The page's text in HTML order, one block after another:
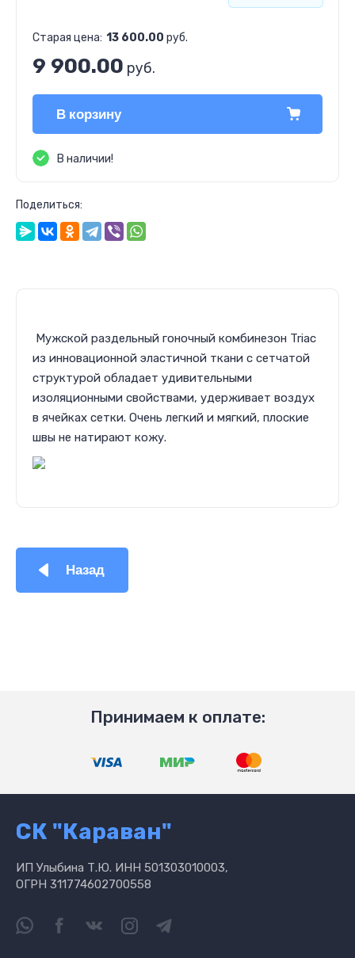
Футболки и майки
Старая цена: 13 600.00 руб.
9 900.00 руб.
В корзину
В наличии!
Поделиться:
Мужской раздельный гоночный комбинезон Triac
из инновационной эластичной ткани с сетчатой
структурой обладает удивительными
изоляционными свойствами, удерживает воздух
в ячейках сетки. Очень легкий и мягкий, плоские
швы не натирают кожу.
Назад
Принимаем к оплате:
СК "Караван"
ИП Улыбина Т.Ю. ИНН 501303010003,
ОГРН 311774602700558